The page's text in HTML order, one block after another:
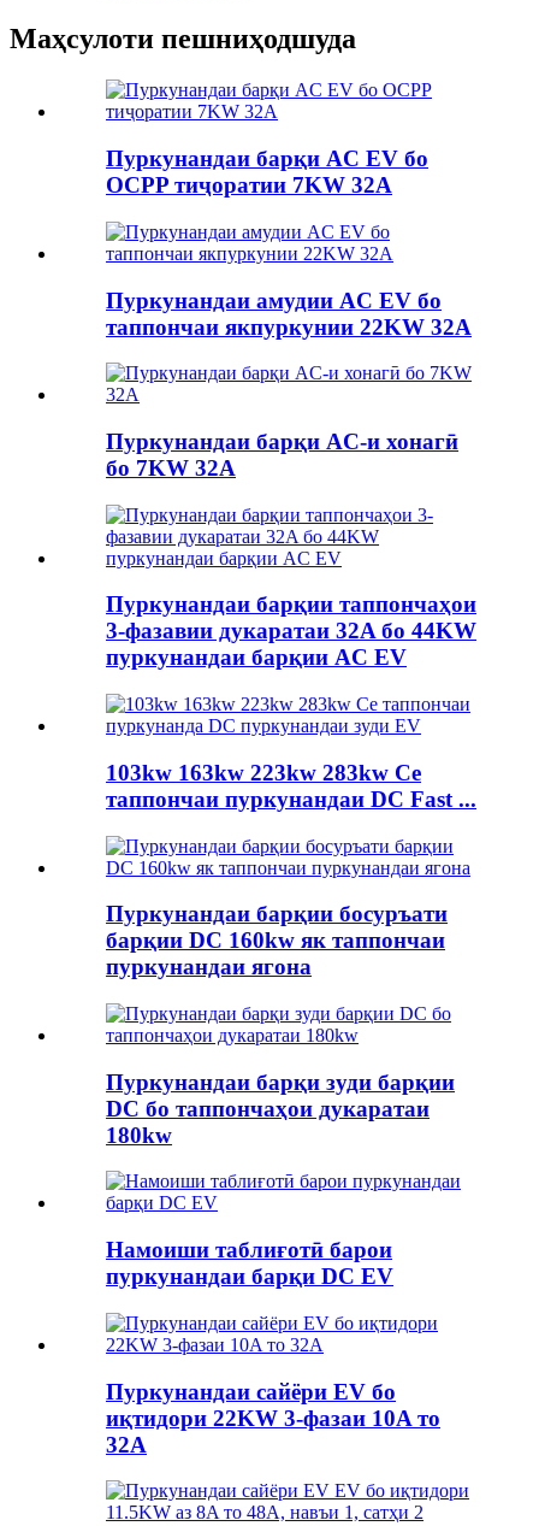
Маҳсулоти пешниҳодшуда
Пуркунандаи барқи AC EV бо
OCPP тиҷоратии 7KW 32A
Пуркунандаи амудии AC EV бо
таппончаи якпуркунии 22KW 32A
Пуркунандаи барқи AC-и хонагӣ
бо 7KW 32A
Пуркунандаи барқии таппончаҳои
3-фазавии дукаратаи 32A бо 44KW
пуркунандаи барқии AC EV
103kw 163kw 223kw 283kw Се
таппончаи пуркунандаи DC Fast ...
Пуркунандаи барқии босуръати
барқии DC 160kw як таппончаи
пуркунандаи ягона
Пуркунандаи барқи зуди барқии
DC бо таппончаҳои дукаратаи
180kw
Намоиши таблиғотӣ барои
пуркунандаи барқи DC EV
Пуркунандаи сайёри EV бо
иқтидори 22KW 3-фазаи 10A то
32A